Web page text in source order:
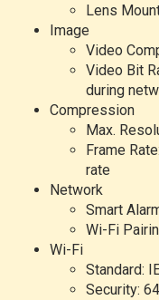
Lens
Image
Video
Video Bit
during
Compression
Max.
Frame
rate
Network
Smart
Wi-Fi
Wi-Fi
Standard:
Security: